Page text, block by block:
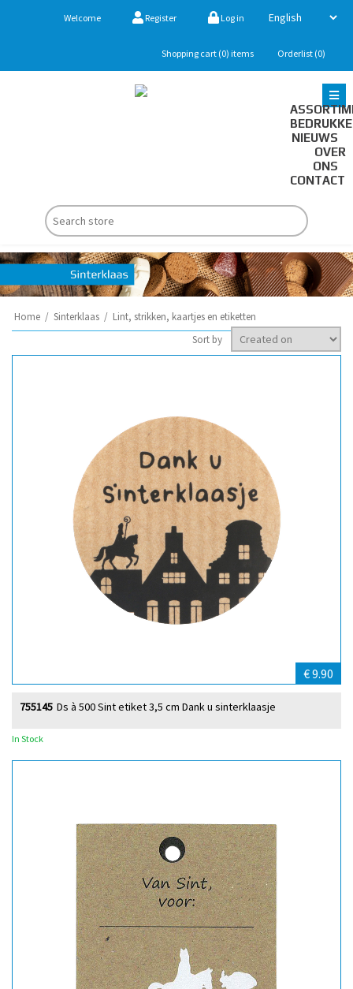
Welcome Register Log in
Shopping cart (0) items Orderlist (0)
NIEUWS
OVER
ONS
CONTACT
Home / Sinterklaas / Lint, strikken, kaartjes en etiketten
Sort by
€ 9.90
Ds à 500 Sint etiket 3,5 cm Dank u sinterklaasje
755145
In Stock